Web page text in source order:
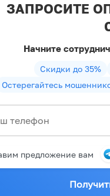
ЗАПРОСИТЕ
Начните
Скидки до 35%
Остерегайтесь
предложение вам